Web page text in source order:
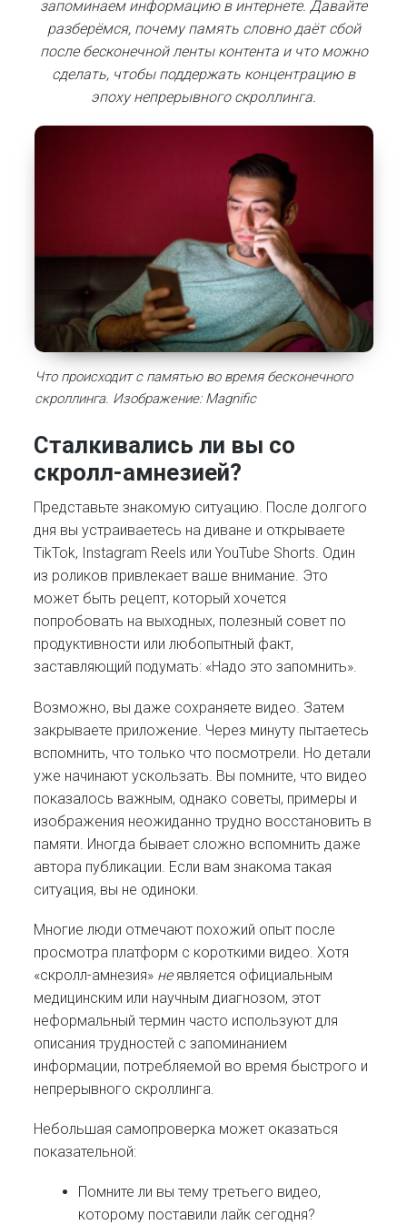
запоминаем информацию в интернете. Давайте
разберёмся, почему память словно даёт сбой
после бесконечной ленты контента и что можно
сделать, чтобы поддержать концентрацию в
эпоху непрерывного скроллинга.
Что происходит с памятью во время бесконечного
скроллинга. Изображение: Magnific
Сталкивались ли вы со
скролл-амнезией?
Представьте знакомую ситуацию. После долгого
дня вы устраиваетесь на диване и открываете
TikTok, Instagram Reels или YouTube Shorts. Один
из роликов привлекает ваше внимание. Это
может быть рецепт, который хочется
попробовать на выходных, полезный совет по
продуктивности или любопытный факт,
заставляющий подумать: «Надо это запомнить».
Возможно, вы даже сохраняете видео. Затем
закрываете приложение. Через минуту пытаетесь
вспомнить, что только что посмотрели. Но детали
уже начинают ускользать. Вы помните, что видео
показалось важным, однако советы, примеры и
изображения неожиданно трудно восстановить в
памяти. Иногда бывает сложно вспомнить даже
автора публикации. Если вам знакома такая
ситуация, вы не одиноки.
Многие люди отмечают похожий опыт после
просмотра платформ с короткими видео. Хотя
«скролл-амнезия» не является официальным
медицинским или научным диагнозом, этот
неформальный термин часто используют для
описания трудностей с запоминанием
информации, потребляемой во время быстрого и
непрерывного скроллинга.
Небольшая самопроверка может оказаться
показательной:
Помните ли вы тему третьего видео,
которому поставили лайк сегодня?